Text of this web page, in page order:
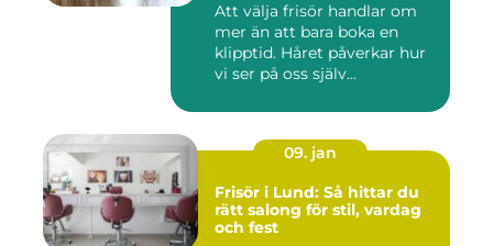
Att välja frisör handlar om
mer än att bara boka en
klipptid. Håret påverkar hur
vi ser på oss själv...
09. jan
Frisör i Lund: Så hittar du
rätt salong för stil, vardag
och fest